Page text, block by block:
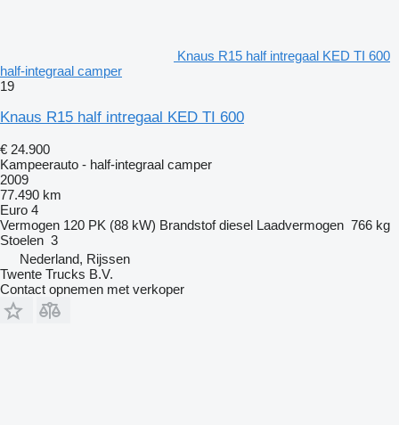
Knaus R15 half intregaal KED TI 600
half-integraal camper
19
Knaus R15 half intregaal KED TI 600
€ 24.900
Kampeerauto - half-integraal camper
2009
77.490 km
Euro 4
Vermogen 120 PK (88 kW) Brandstof diesel Laadvermogen 766 kg
Stoelen 3
Nederland, Rijssen
Twente Trucks B.V.
Contact opnemen met verkoper